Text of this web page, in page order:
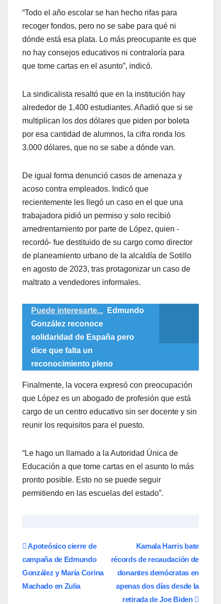
“Todo el año escolar se han hecho rifas para
recoger fondos, pero no se sabe para qué ni
dónde está esa plata. Lo más preocupante es que
no hay consejos educativos ni contraloría para
que tome cartas en el asunto”, indicó.
La sindicalista resaltó que en la institución hay
alrededor de 1.400 estudiantes. Añadió que si se
multiplican los dos dólares que piden por boleta
por esa cantidad de alumnos, la cifra ronda los
3.000 dólares, que no se sabe a dónde van.
De igual forma denunció casos de amenaza y
acoso contra empleados. Indicó que
recientemente les llegó un caso en el que una
trabajadora pidió un permiso y solo recibió
amedrentamiento por parte de López, quien -
recordó- fue destituido de su cargo como director
de planeamiento urbano de la alcaldía de Sotillo
en agosto de 2023, tras protagonizar un caso de
maltrato a vendedores informales.
Puede interesarte...
Edmundo
González reconoce
solidaridad de España pero
dice que falta un
reconocimiento pleno
Finalmente, la vocera expresó con preocupación
que López es un abogado de profesión que está
cargo de un centro educativo sin ser docente y sin
reunir los requisitos para el puesto.
“Le hago un llamado a la Autoridad Única de
Educación a que tome cartas en el asunto lo más
pronto posible. Esto no se puede seguir
permitiendo en las escuelas del estado”.
Navegación
de
entradas
Kamala Harris bate
récords de recaudación de
donantes demócratas en
apenas dos días desde la
retirada de Joe Biden
Apoteósico cierre de
campaña de Edmundo
González y María Corina
Machado en Zulia